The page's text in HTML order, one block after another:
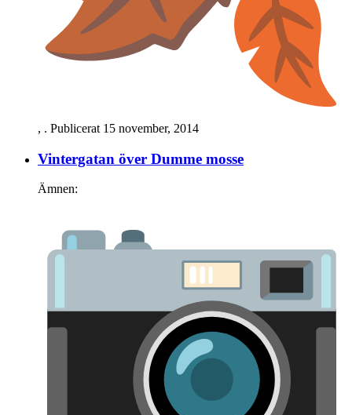
, . Publicerat 15 november, 2014
Vintergatan över Dumme mosse
Ämnen: